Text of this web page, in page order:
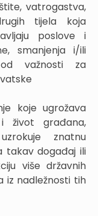
vatrogastva,
tijela koja
poslove i
smanjenja i/ili
važnosti za
koje ugrožava
život građana,
znatnu
takav događaj ili
više državnih
iz nadležnosti tih